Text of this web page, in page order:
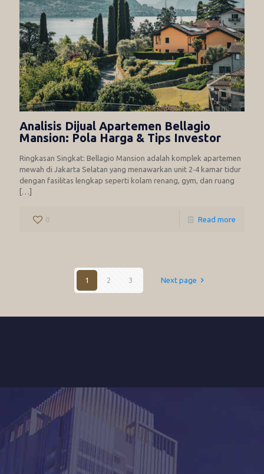
Analisis Dijual Apartemen Bellagio
Mansion: Pola Harga & Tips Investor
Ringkasan Singkat: Bellagio Mansion adalah komplek apartemen
mewah di Jakarta Selatan yang menawarkan unit 2‑4 kamar tidur
dengan fasilitas lengkap seperti kolam renang, gym, dan ruang
[…]
0 Read more
1 2 3 Next page